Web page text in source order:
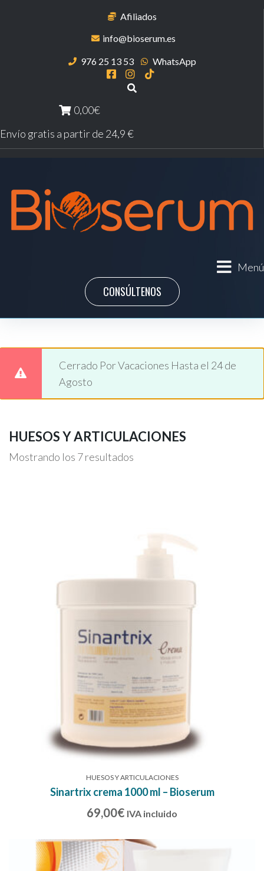
Afiliados
info@bioserum.es
976 25 13 53 WhatsApp
0,00€
Envío gratis a partir de 24,9 €
Menú
CONSÚLTENOS
Cerrado Por Vacaciones Hasta el 24 de
Agosto
HUESOS Y ARTICULACIONES
Mostrando los 7 resultados
HUESOS Y ARTICULACIONES
Sinartrix crema 1000 ml – Bioserum
69,00€ IVA incluido